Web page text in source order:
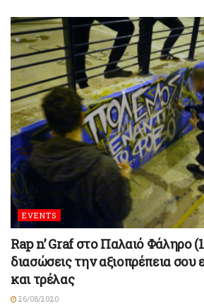
EVENTS
Rap n’ Graf στο Παλαιό Φάληρο
διασώσεις την αξιοπρέπεια
και τρέλας
26/08/2020